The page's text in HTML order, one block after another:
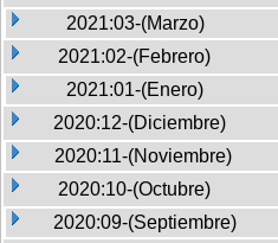
2021:03-(Marzo)
2021:02-(Febrero)
2021:01-(Enero)
2020:12-(Diciembre)
2020:11-(Noviembre)
2020:10-(Octubre)
2020:09-(Septiembre)